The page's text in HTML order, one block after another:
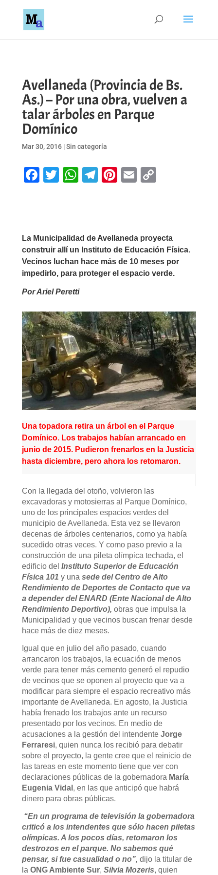
Avellaneda (Provincia de Bs.
As.) – Por una obra, vuelven a
talar árboles en Parque
Domínico
Mar 30, 2016|Sin categoría
Facebook
Twitter
WhatsApp
Telegram
Pinterest
EmailCopy
La Municipalidad de Avellaneda proyecta
construir allí un Instituto de Educación Física.
Vecinos luchan hace más de 10 meses por
impedirlo, para proteger el espacio verde.
Por Ariel Peretti
Una topadora retira un árbol en el Parque
Domínico. Los trabajos habían arrancado en
junio de 2015. Pudieron frenarlos en la Justicia
hasta diciembre, pero ahora los retomaron.
Con la llegada del otoño, volvieron las
excavadoras y motosierras al Parque Domínico,
uno de los principales espacios verdes del
municipio de Avellaneda. Esta vez se llevaron
decenas de árboles centenarios, como ya había
sucedido otras veces. Y como paso previo a la
construcción de una pileta olímpica techada, el
edificio del Instituto Superior de Educación
Física 101 y una sede del Centro de Alto
Rendimiento de Deportes de Contacto que va
a depender del ENARD (Ente Nacional de Alto
Rendimiento Deportivo), obras que impulsa la
Municipalidad y que vecinos buscan frenar desde
hace más de diez meses.
Igual que en julio del año pasado, cuando
arrancaron los trabajos, la ecuación de menos
verde para tener más cemento generó el repudio
de vecinos que se oponen al proyecto que va a
modificar para siempre el espacio recreativo más
importante de Avellaneda. En agosto, la Justicia
había frenado los trabajos ante un recurso
presentado por los vecinos. En medio de
acusaciones a la gestión del intendente Jorge
Ferraresi, quien nunca los recibió para debatir
sobre el proyecto, la gente cree que el reinicio de
las tareas en este momento tiene que ver con
declaraciones públicas de la gobernadora María
Eugenia Vidal , en las que anticipó que habrá
dinero para obras públicas.
“En un programa de televisión la gobernadora
criticó a los intendentes que sólo hacen piletas
olímpicas. A los pocos días, retomaron los
destrozos en el parque. No sabemos qué
pensar, si fue casualidad o no”, dijo la titular de
la ONG Ambiente Sur, Silvia Mozeris, quien